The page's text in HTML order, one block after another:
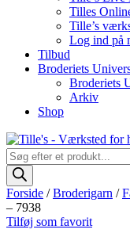
Tilles
Tille’s
Log ind på
Tilbud
Broderiets
Broderiets
Arkiv
Shop
Products
search
Forside /Broderigarn /
– 7938
Tilføj som favorit